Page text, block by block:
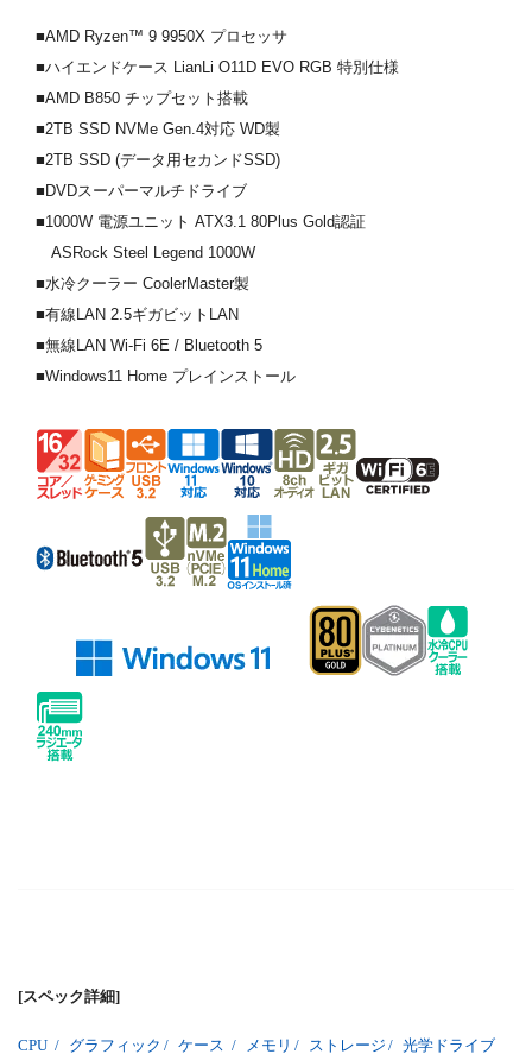
■AMD Ryzen™ 9 9950X プロセッサ
■ハイエンドケース LianLi O11D EVO RGB 特別仕様
■AMD B850 チップセット搭載
■2TB SSD NVMe Gen.4対応 WD製
■2TB SSD (データ用セカンドSSD)
■DVDスーパーマルチドライブ
■1000W 電源ユニット ATX3.1 80Plus Gold認証
ASRock Steel Legend 1000W
■水冷クーラー CoolerMaster製
■有線LAN 2.5ギガビットLAN
■無線LAN Wi-Fi 6E / Bluetooth 5
■Windows11 Home プレインストール
[スペック詳細]
CPU / グラフィック / ケース / メモリ / ストレージ / 光学ドライブ